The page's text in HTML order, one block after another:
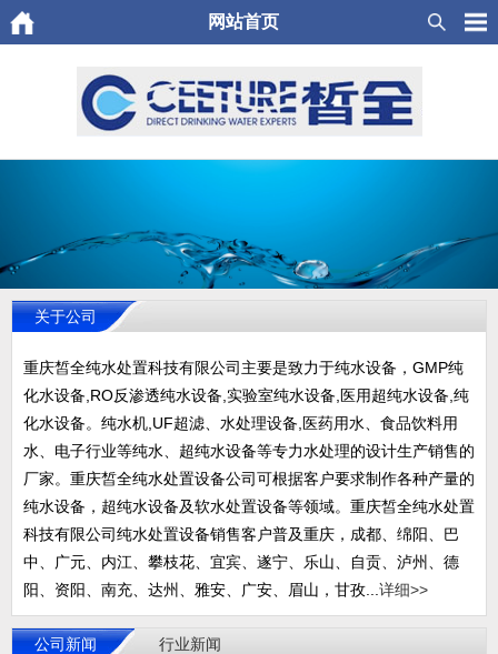
网站首页
关于公司
重庆皙全纯水处置科技有限公司主要是致力于纯水设备，GMP纯
化水设备,RO反渗透纯水设备,实验室纯水设备,医用超纯水设备,纯
化水设备。纯水机,UF超滤、水处理设备,医药用水、食品饮料用
水、电子行业等纯水、超纯水设备等专力水处理的设计生产销售的
厂家。重庆皙全纯水处置设备公司可根据客户要求制作各种产量的
纯水设备，超纯水设备及软水处置设备等领域。重庆皙全纯水处置
科技有限公司纯水处置设备销售客户普及重庆，成都、绵阳、巴
中、广元、内江、攀枝花、宜宾、遂宁、乐山、自贡、泸州、德
阳、资阳、南充、达州、雅安、广安、眉山，甘孜... 详细>>
公司新闻 行业新闻